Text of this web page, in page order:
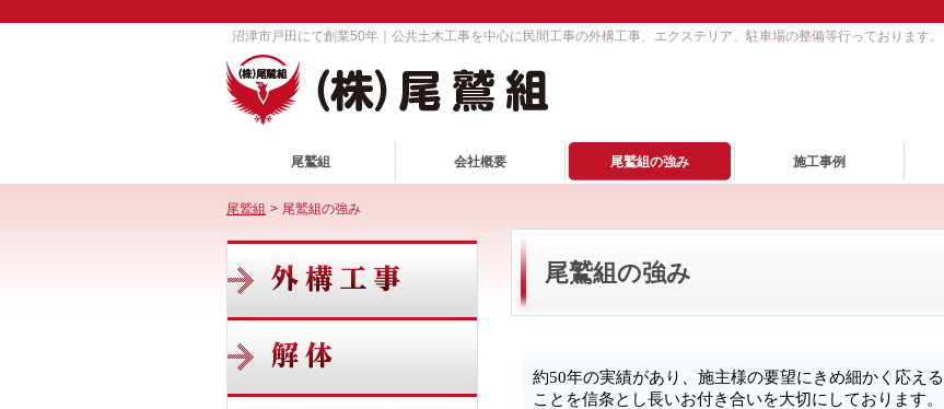
沼津市戸田にて創業50年｜公共土木工事を中心に民間工事の外構工事、エクステリア、駐車場の整備等行っております。
尾鷲組 会社概要 尾鷲組の強み 施工事例
尾鷲組 > 尾鷲組の強み
尾鷲組の強み
約50年の実績があり、 施主様の要望にきめ細かく応える
こ とを信条とし長いお付き合いを大切にしております。